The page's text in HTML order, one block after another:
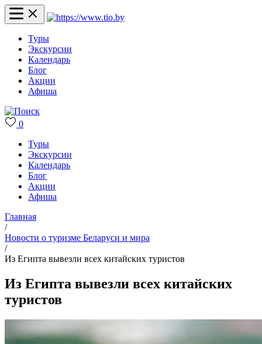
Туры
Экскурсии
Календарь
Блог
Акции
Афиша
0
Туры
Экскурсии
Календарь
Блог
Акции
Афиша
Главная
/
Новости о туризме Беларуси и мира
/
Из Египта вывезли всех китайских туристов
Из Египта вывезли всех китайских
туристов